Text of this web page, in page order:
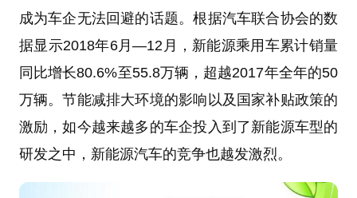
成为车企无法回避的话题。根据汽车联合协会的数
据显示2018年6月—12月，新能源乘用车累计销量
同比增长80.6%至55.8万辆，超越2017年全年的50
万辆。节能减排大环境的影响以及国家补贴政策的
激励，如今越来越多的车企投入到了新能源车型的
研发之中，新能源汽车的竞争也越发激烈。